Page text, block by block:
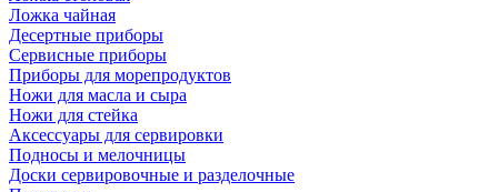
Ложка чайная
Десертные приборы
Сервисные приборы
Приборы для морепродуктов
Ножи для масла и сыра
Ножи для стейка
Аксессуары для сервировки
Подносы и мелочницы
Доски сервировочные и разделочные